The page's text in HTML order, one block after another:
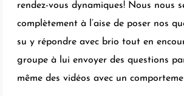
rendez-vous dynamiques! Nous nous
complètement à l’aise de poser nos
su y répondre avec brio tout en
groupe à lui envoyer des questions
même des vidéos avec un